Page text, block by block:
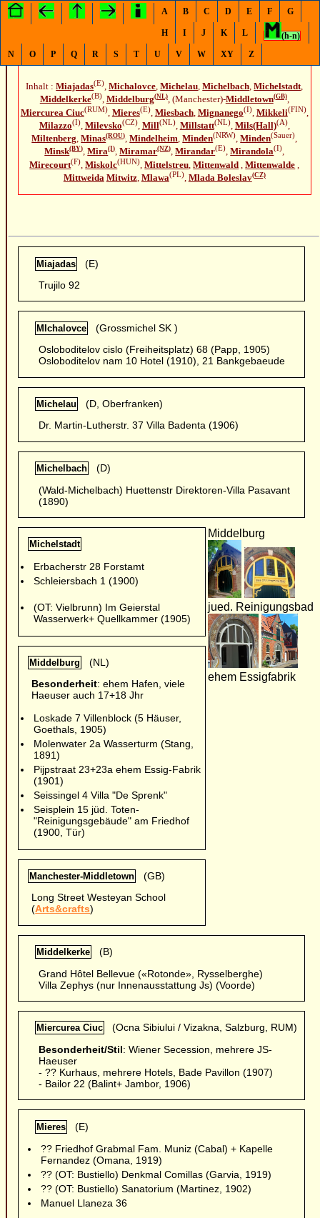
A B C D E F G
H I J K L (h-n)
N O P Q R S T U V W XY Z
Inhalt :Miajadas(E),Michalovce,Michelau,Michelbach,Michelstadt,
Middelkerke(B), Middelburg(NL), (Manchester)-Middletown(GB),
Miercurea Ciuc(RUM), Mieres(E), Miesbach, Mignanego(I), Mikkeli(FIN),
Milazzo(I), Milevsko(CZ), Mill(NL), Millstatt(NL), Mils(Hall)(A),
Miltenberg,Minas(ROU),Mindelheim,Minden(NRW),Minden(Sauer),
Minsk(BY),Mira(I),Miramar(NZ),Mirandar(E),Mirandola(I),
Mirecourt(F),Miskolc(HUN),Mittelstreu,Mittenwald ,Mittenwalde ,
Mittweida Mitwitz, Mlawa(PL), Mlada Boleslav(CZ)
Miajadas(E)
Trujilo 92
MIchalovce(Grossmichel SK )
Osloboditelov cislo (Freiheitsplatz) 68 (Papp, 1905)
Osloboditelov nam 10 Hotel (1910), 21 Bankgebaeude
Michelau(D, Oberfranken)
Dr. Martin-Lutherstr. 37 Villa Badenta (1906)
Michelbach(D)
(Wald-Michelbach) Huettenstr Direktoren-Villa Pasavant
(1890)
Middelburg
jued. Reinigungsbad
ehem Essigfabrik
Michelstadt
Erbacherstr 28 Forstamt
Schleiersbach 1 (1900)
(OT: Vielbrunn) Im Geierstal
Wasserwerk+ Quellkammer (1905)
Middelburg(NL)
Besonderheit: ehem Hafen, viele
Haeuser auch 17+18 Jhr
Loskade 7 Villenblock (5 Häuser,
Goethals, 1905)
Molenwater 2a Wasserturm (Stang,
1891)
Pijpstraat 23+23a ehem Essig-Fabrik
(1901)
Seissingel 4 Villa "De Sprenk"
Seisplein 15 jüd. Toten-
"Reinigungsgebäude" am Friedhof
(1900, Tür)
Manchester-Middletown(GB)
Long Street Westeyan School
(Arts&crafts)
Middelkerke(B)
Grand Hôtel Bellevue («Rotonde», Rysselberghe)
Villa Zephys (nur Innenausstattung Js) (Voorde)
Miercurea Ciuc(Ocna Sibiului / Vizakna, Salzburg, RUM)
Besonderheit/Stil: Wiener Secession, mehrere JS-
Haeuser
- ?? Kurhaus, mehrere Hotels, Bade Pavillon (1907)
- Bailor 22 (Balint+ Jambor, 1906)
Mieres(E)
?? Friedhof Grabmal Fam. Muniz (Cabal) + Kapelle
Fernandez (Omana, 1919)
?? (OT: Bustiello) Denkmal Comillas (Garvia, 1919)
?? (OT: Bustiello) Sanatorium (Martinez, 1902)
Manuel Llaneza 36